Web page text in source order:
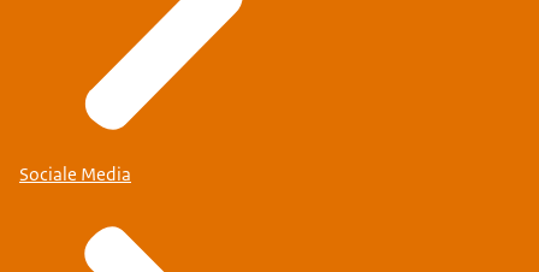
Sociale Media